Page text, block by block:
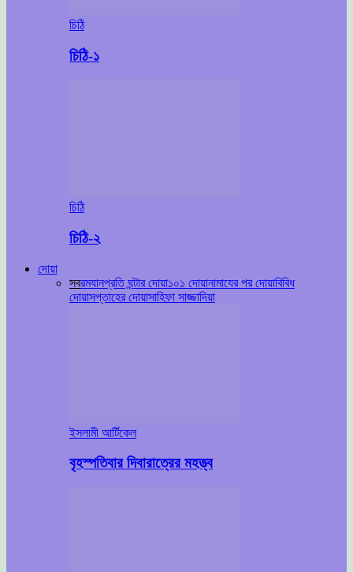
চিঠি
চিঠি-১
চিঠি
চিঠি-২
দোয়া
সবরমযানপ্রতি ঘন্টার দোয়া১০১ দোয়ানামাযের পর দোয়াবিবিধ
দোয়াসপ্তাহের দোয়াসাহিফা সাজ্জাদিয়া
ইসলামী আর্টিকেল
বৃহস্পতিবার দিবারাত্রের মহত্ত্ব